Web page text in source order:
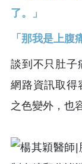
了。」
「那我是上腹
談到不只肚子
網路資訊取得
之色變外，也